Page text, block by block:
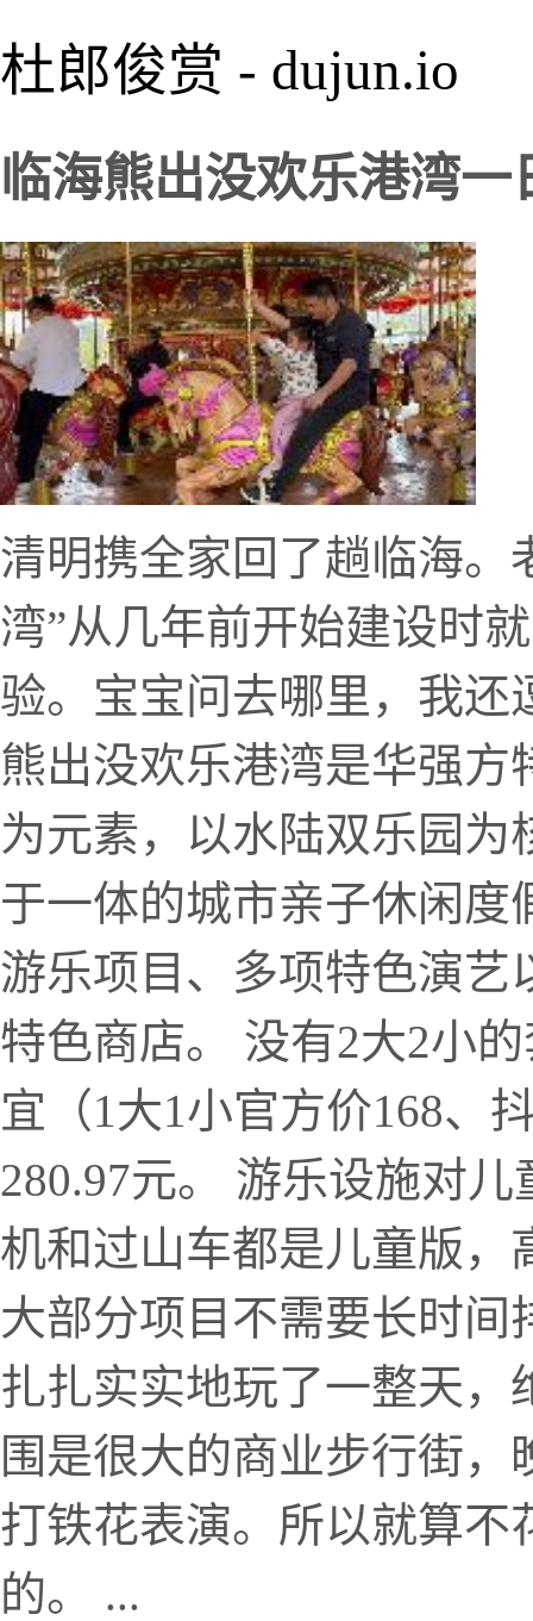
杜郎俊赏 - dujun.io
临海熊出没欢乐港湾一
清明携全家回了趟临海。
湾”从几年前开始建设时
验。宝宝问去哪里，我还
熊出没欢乐港湾是华强方
为元素，以水陆双乐园为
于一体的城市亲子休闲
游乐项目、多项特色演艺
特色商店。 没有2大2小
宜（1大1小官方价168、
280.97元。 游乐设施对
机和过山车都是儿童版，
大部分项目不需要长时
扎扎实实地玩了一整天
围是很大的商业步行街
打铁花表演。所以就算不
的。 ...